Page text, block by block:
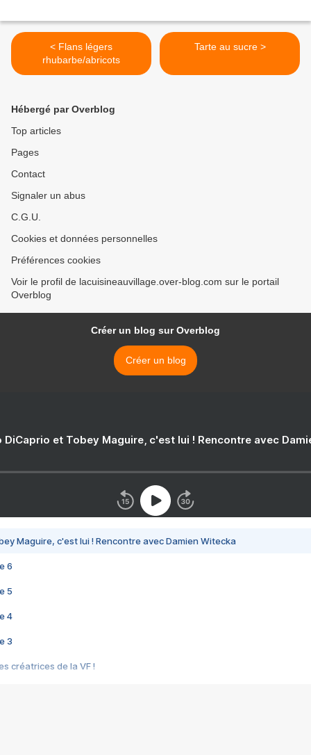
< Flans légers
rhubarbe/abricots
Tarte au sucre >
Hébergé par Overblog
Top articles
Pages
Contact
Signaler un abus
C.G.U.
Cookies et données personnelles
Préférences cookies
Voir le profil de lacuisineauvillage.over-blog.com sur le portail
Overblog
Créer un blog sur Overblog
Créer un blog
DiCaprio et Tobey Maguire, c'est lui ! Rencontre avec
Maguire, c'est lui ! Rencontre avec Damien Witecka
6
5
4
3
créatrices de la VF !